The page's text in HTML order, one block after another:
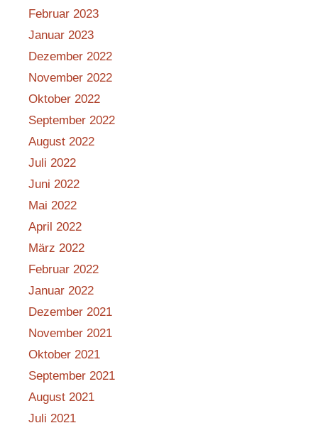
Februar 2023
Januar 2023
Dezember 2022
November 2022
Oktober 2022
September 2022
August 2022
Juli 2022
Juni 2022
Mai 2022
April 2022
März 2022
Februar 2022
Januar 2022
Dezember 2021
November 2021
Oktober 2021
September 2021
August 2021
Juli 2021